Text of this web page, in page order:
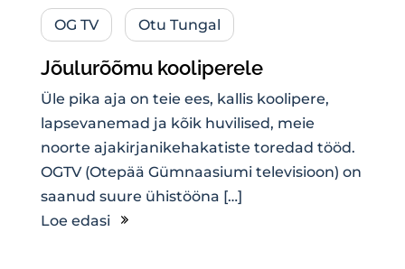
OG TV Otu Tungal
Jõulurõõmu kooliperele
Üle pika aja on teie ees, kallis koolipere,
lapsevanemad ja kõik huvilised, meie
noorte ajakirjanikehakatiste toredad tööd.
OGTV (Otepää Gümnaasiumi televisioon) on
saanud suure ühistööna […]
Loe edasi